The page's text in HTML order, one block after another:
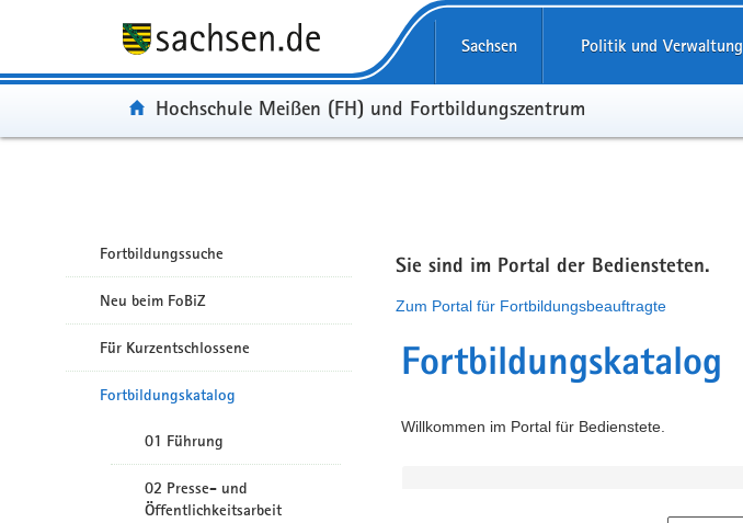
Sachsen Politik und Verwaltung
Portal:
Hochschule Meißen (FH) und Fortbildungszentrum
Fortbildungssuche
Neu beim FoBiZ
Für Kurzentschlossene
Fortbildungskatalog
01 Führung
02 Presse- und
Öffentlichkeitsarbeit
Sie sind im Portal der Bediensteten.
Zum Portal für Fortbildungsbeauftragte
Fortbildungskatalog
Willkommen im Portal für Bedienstete.